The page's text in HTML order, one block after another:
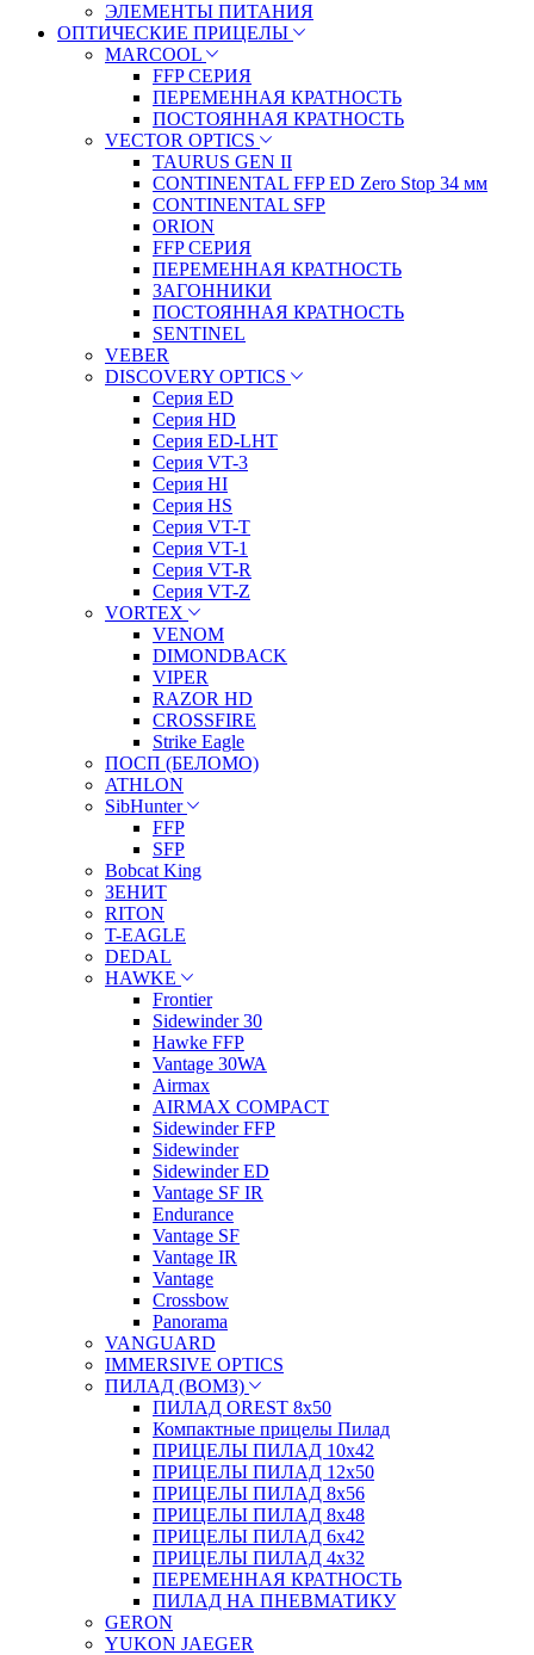
ЭЛЕМЕНТЫ ПИТАНИЯ
ОПТИЧЕСКИЕ ПРИЦЕЛЫ
MARCOOL
FFP СЕРИЯ
ПЕРЕМЕННАЯ КРАТНОСТЬ
ПОСТОЯННАЯ КРАТНОСТЬ
VECTOR OPTICS
TAURUS GEN II
CONTINENTAL FFP ED Zero Stop 34 мм
CONTINENTAL SFP
ORION
FFP СЕРИЯ
ПЕРЕМЕННАЯ КРАТНОСТЬ
ЗАГОННИКИ
ПОСТОЯННАЯ КРАТНОСТЬ
SENTINEL
VEBER
DISCOVERY OPTICS
Серия ED
Серия HD
Серия ED-LHT
Серия VT-3
Серия HI
Серия HS
Серия VT-T
Серия VT-1
Серия VT-R
Серия VT-Z
VORTEX
VENOM
DIMONDBACK
VIPER
RAZOR HD
CROSSFIRE
Strike Eagle
ПОСП (БЕЛОМО)
ATHLON
SibHunter
FFP
SFP
Bobcat King
ЗЕНИТ
RITON
T-EAGLE
DEDAL
HAWKE
Frontier
Sidewinder 30
Hawke FFP
Vantage 30WA
Airmax
AIRMAX COMPACT
Sidewinder FFP
Sidewinder
Sidewinder ED
Vantage SF IR
Endurance
Vantage SF
Vantage IR
Vantage
Crossbow
Panorama
VANGUARD
IMMERSIVE OPTICS
ПИЛАД (ВОМЗ)
ПИЛАД OREST 8х50
Компактные прицелы Пилад
ПРИЦЕЛЫ ПИЛАД 10х42
ПРИЦЕЛЫ ПИЛАД 12х50
ПРИЦЕЛЫ ПИЛАД 8х56
ПРИЦЕЛЫ ПИЛАД 8х48
ПРИЦЕЛЫ ПИЛАД 6х42
ПРИЦЕЛЫ ПИЛАД 4х32
ПЕРЕМЕННАЯ КРАТНОСТЬ
ПИЛАД НА ПНЕВМАТИКУ
GERON
YUKON JAEGER